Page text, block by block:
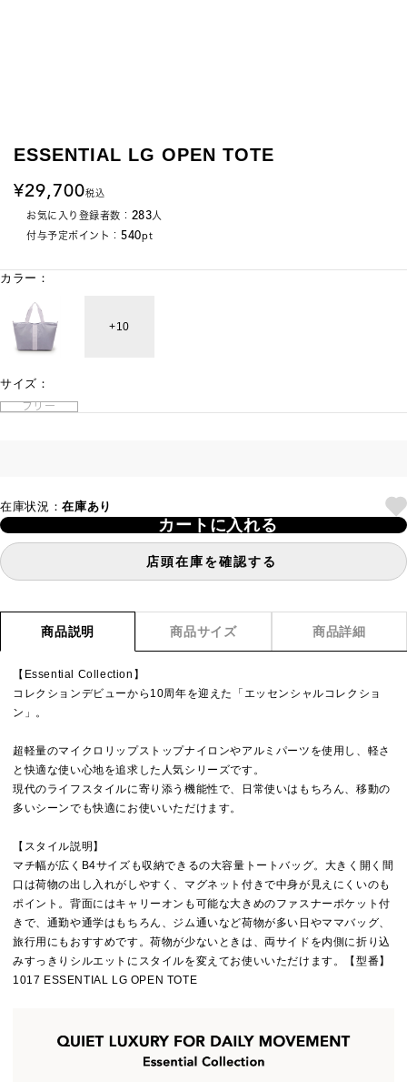
ESSENTIAL LG OPEN TOTE
29,700税込
お気に入り登録者数： 283人
付与予定ポイント： 540pt
カラー：
10
サイズ：
フリー
在庫状況：在庫あり
カートに入れる
店頭在庫を確認する
商品説明 商品サイズ 商品詳細
【Essential Collection】
コレクションデビューから10周年を迎えた「エッセンシャルコレクショ
ン」。
超軽量のマイクロリップストップナイロンやアルミパーツを使用し、軽さ
と快適な使い心地を追求した人気シリーズです。
現代のライフスタイルに寄り添う機能性で、日常使いはもちろん、移動の
多いシーンでも快適にお使いいただけます。
【スタイル説明】
マチ幅が広くB4サイズも収納できるの大容量トートバッグ。大きく開く間
口は荷物の出し入れがしやすく、マグネット付きで中身が見えにくいのも
ポイント。背面にはキャリーオンも可能な大きめのファスナーポケット付
きで、通勤や通学はもちろん、ジム通いなど荷物が多い日やママバッグ、
旅行用にもおすすめです。荷物が少ないときは、両サイドを内側に折り込
みすっきりシルエットにスタイルを変えてお使いいただけます。【型番】
1017 ESSENTIAL LG OPEN TOTE